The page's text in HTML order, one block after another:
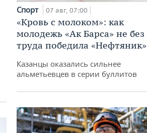
Спорт 07 авг, 07:00
«Кровь с молоком»: как
молодежь «Ак Барса» не без
труда победила «Нефтяник»
Казанцы оказались сильнее
альметьевцев в серии буллитов